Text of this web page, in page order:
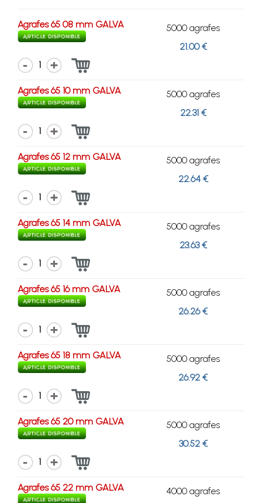
Agrafes 65 08 mm GALVA
5000 agrafes
21.00 €
1
Agrafes 65 10 mm GALVA
5000 agrafes
22.31 €
1
Agrafes 65 12 mm GALVA
5000 agrafes
22.64 €
1
Agrafes 65 14 mm GALVA
5000 agrafes
23.63 €
1
Agrafes 65 16 mm GALVA
5000 agrafes
26.26 €
1
Agrafes 65 18 mm GALVA
5000 agrafes
26.92 €
1
Agrafes 65 20 mm GALVA
5000 agrafes
30.52 €
1
Agrafes 65 22 mm GALVA
4000 agrafes